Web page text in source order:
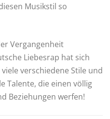
Musikstil so
Vergangenheit
Liebesrap hat sich
verschiedene Stile und
Talente, die einen völlig
Beziehungen werfen!